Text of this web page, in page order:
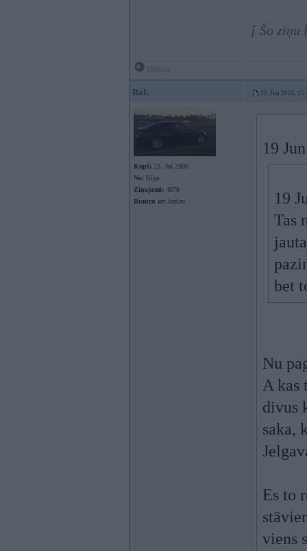
[ Šo ziņu
RaL 19. Jun 2025,
Kopš: 23. Jul 2006
No: Rīga
Ziņojumi: 4076
Braucu ar: kruīzu
19
19
Tas
bet
Nu
A kas
divus
saka,
Es to
viens